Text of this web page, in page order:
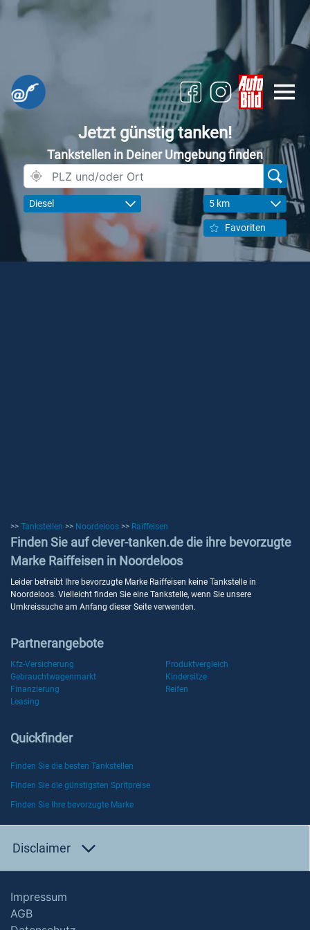
Jetzt günstig tanken!
Tankstellen in Deiner Umgebung finden
Diesel 5 km
Favoriten
>> Tankstellen >> Noordeloos >> Raiffeisen
Finden Sie auf clever-tanken.de die ihre bevorzugte
Marke Raiffeisen in Noordeloos
Leider betreibt Ihre bevorzugte Marke Raiffeisen keine Tankstelle in
Noordeloos. Vielleicht finden Sie eine Tankstelle, wenn Sie unsere
Umkreissuche am Anfang dieser Seite verwenden.
Partnerangebote
Kfz-Versicherung
Produktvergleich
Gebrauchtwagenmarkt
Kindersitze
Finanzierung
Reifen
Leasing
Quickfinder
Finden Sie die besten Tankstellen
Finden Sie die günstigsten Spritpreise
Finden Sie Ihre bevorzugte Marke
Disclaimer
Impressum
AGB